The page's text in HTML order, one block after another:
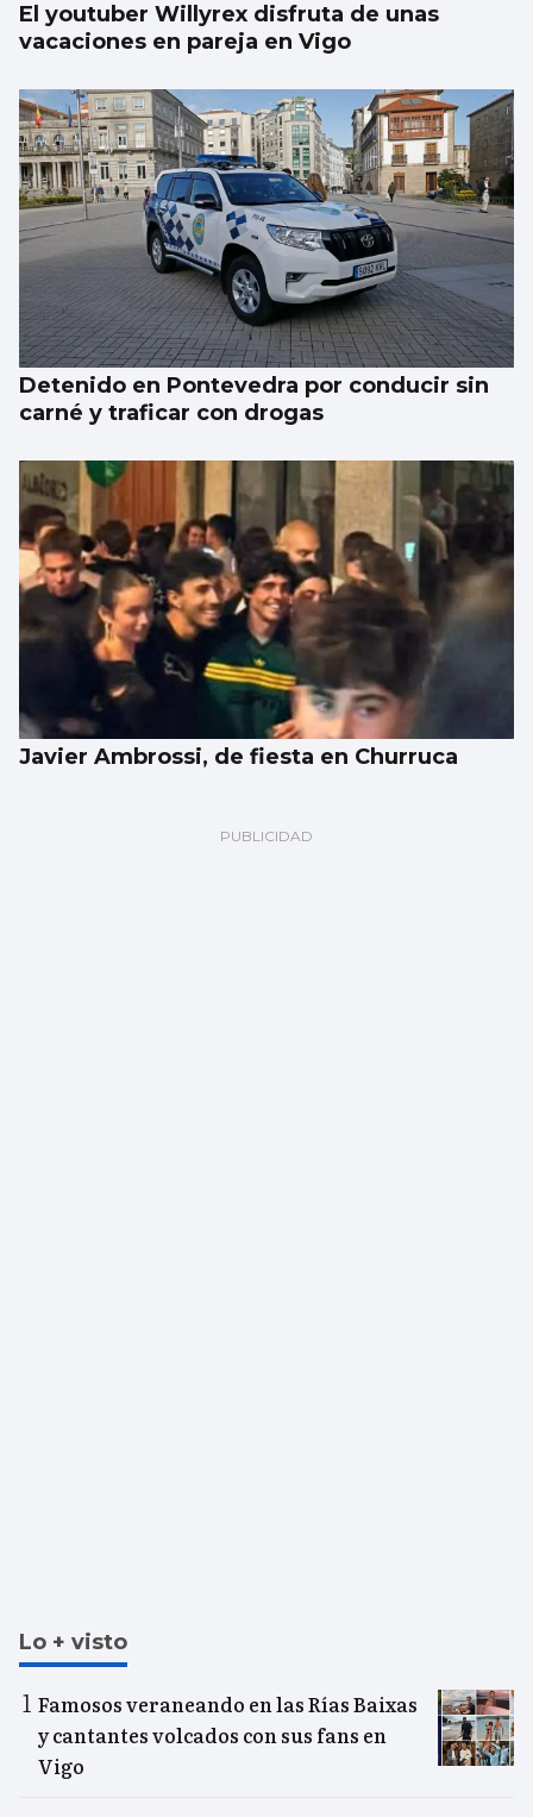
El youtuber Willyrex disfruta de unas
vacaciones en pareja en Vigo
Detenido en Pontevedra por conducir sin
carné y traficar con drogas
Javier Ambrossi, de fiesta en Churruca
Lo + visto
Famosos veraneando en las Rías Baixas
y cantantes volcados con sus fans en
Vigo